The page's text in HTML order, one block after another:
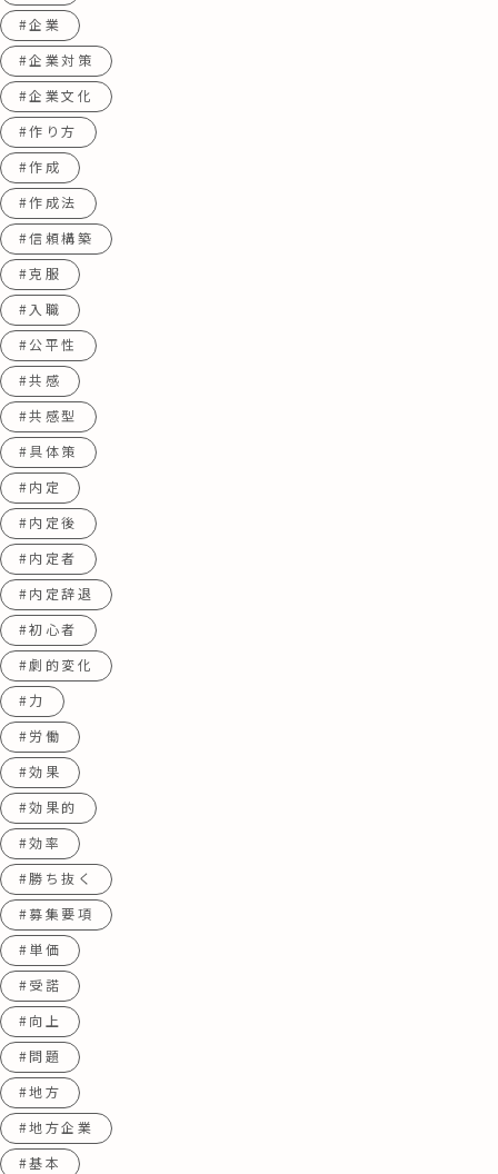
#企業
#企業対策
#企業文化
#作り方
#作成
#作成法
#信頼構築
#克服
#入職
#公平性
#共感
#共感型
#具体策
#内定
#内定後
#内定者
#内定辞退
#初心者
#劇的変化
#力
#労働
#効果
#効果的
#効率
#勝ち抜く
#募集要項
#単価
#受諾
#向上
#問題
#地方
#地方企業
#基本